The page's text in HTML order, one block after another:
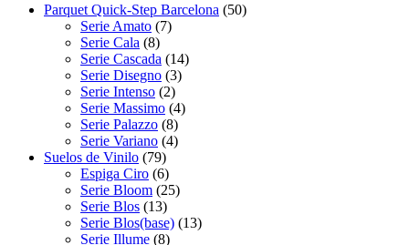
Parquet Quick-Step Barcelona (50)
Serie Amato (7)
Serie Cala (8)
Serie Cascada (14)
Serie Disegno (3)
Serie Intenso (2)
Serie Massimo (4)
Serie Palazzo (8)
Serie Variano (4)
Suelos de Vinilo (79)
Espiga Ciro (6)
Serie Bloom (25)
Serie Blos (13)
Serie Blos(base) (13)
Serie Illume (8)